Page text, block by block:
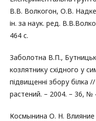
В.В. Волкогон, О.В.
ін. за наук. ред.
464 с.
Заболотна В.П.,
козлятнику східного у
підвищенні збору білка
растений. – 2004. – 36, №
Космынина О. Н. Влияние